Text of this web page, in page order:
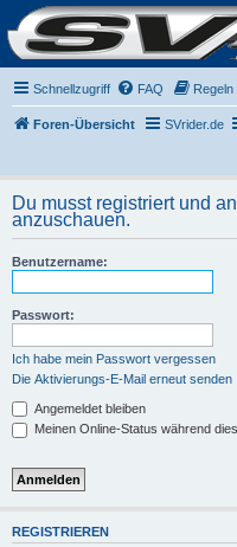
Schnellzugriff FAQ Regeln
Foren-Übersicht SVrider.de
Du musst registriert und
anzuschauen.
Benutzername:
Passwort:
Ich habe mein Passwort vergessen
Die Aktivierungs-E-Mail erneut senden
Angemeldet bleiben
Meinen Online-Status während
REGISTRIEREN